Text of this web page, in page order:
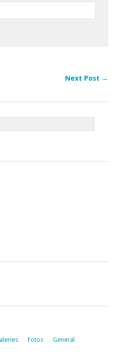
Next Post →
Fotos
General